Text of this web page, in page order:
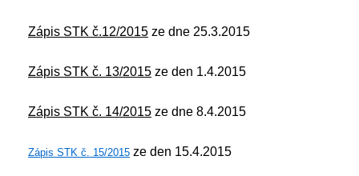
Zápis STK č.12/2015 ze dne 25.3.2015
Zápis STK č. 13/2015 ze den 1.4.2015
Zápis STK č. 14/2015 ze dne 8.4.2015
Zápis STK č. 15/2015 ze den 15.4.2015